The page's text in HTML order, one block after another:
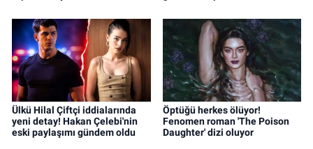
Ülkü Hilal Çiftçi iddialarında
yeni detay! Hakan Çelebi'nin
eski paylaşımı gündem oldu
Öptüğü herkes ölüyor!
Fenomen roman 'The Poison
Daughter' dizi oluyor